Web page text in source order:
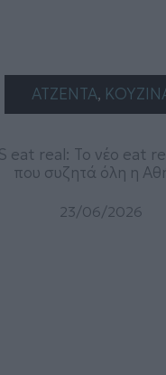
ΑΤΖΕΝΤΑ,
eat real: Το νέο eat
που συζητά όλη η
23/06/2026